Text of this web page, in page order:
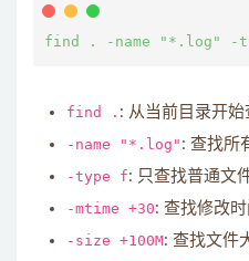
find . : 从当前目录开始
-name "*.log" : 查找所
-type f: 只查找普通文件
-mtime +30: 查找修改
-size +100M: 查找文件